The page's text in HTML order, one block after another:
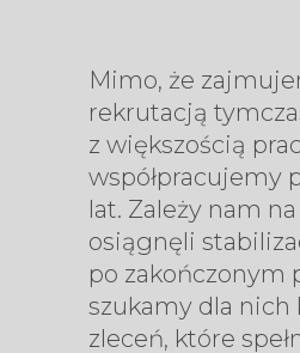
Mimo, że
rekrutacją
z większością
współpracujemy
lat. Zależy nam
osiągnęli
po zakończonym
szukamy dla nich
zleceń, które